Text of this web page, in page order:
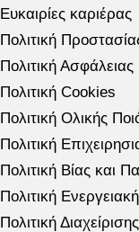
Ευκαιρίες καριέρας
Πολιτική
Πολιτική Ασφάλειας
Πολιτική Cookies
Πολιτική Ολικής
Πολιτική
Πολιτική Βίας και
Πολιτική
Πολιτική